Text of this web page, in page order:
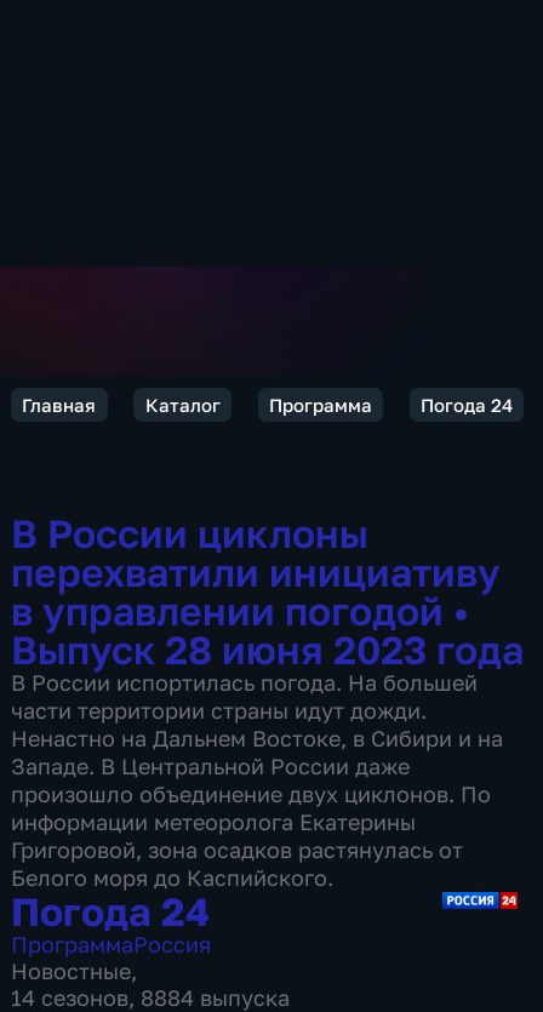
Главная Каталог Программа Погода 24
В России циклоны
перехватили инициативу
в управлении погодой •
Выпуск 28 июня 2023 года
В России испортилась погода. На большей
части территории страны идут дожди.
Ненастно на Дальнем Востоке, в Сибири и на
Западе. В Центральной России даже
произошло объединение двух циклонов. По
информации метеоролога Екатерины
Григоровой, зона осадков растянулась от
Белого моря до Каспийского.
Погода 24
ПрограммаРоссия
Новостные,
14 сезонов, 8884 выпуска